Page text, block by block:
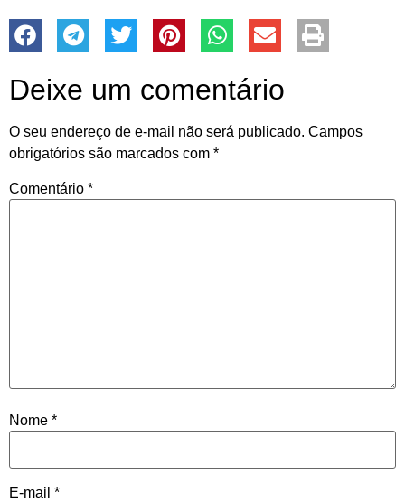
Deixe um comentário
O seu endereço de e-mail não será publicado. Campos
obrigatórios são marcados com *
Comentário *
Nome *
E-mail *